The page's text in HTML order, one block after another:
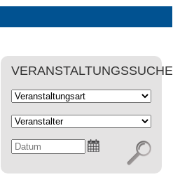
VERANSTALTUNGSSUCHE